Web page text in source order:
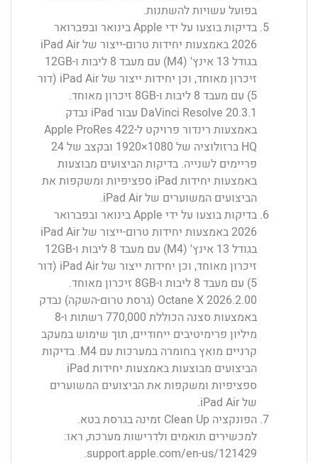
בפועל עשויות להשתנות.
בדיקות בוצעו על ידי Apple בינואר ובפברואר
2026 באמצעות יחידות טרום-ייצור של iPad Air
בגודל 13 אינץ' (M4) עם מעבד 8 ליבות ו-12GB
זיכרון מאוחד, וכן יחידות ייצור של iPad Air (דור
5) עם מעבד 8 ליבות ו-8GB זיכרון מאוחד.
‏DaVinci Resolve 20.3.1 עבור iPad נבדק
באמצעות רינדור פרויקט ל-Apple ProRes 422
HQ ברזולוציה של ‎1920×1080 ובקצב של 24
פריימים לשנייה. בדיקות הביצועים מבוצעות
באמצעות יחידות iPad ספציפיות ומשקפות את
הביצועים המשוערים של iPad Air.
בדיקות בוצעו על ידי Apple בינואר ובפברואר
2026 באמצעות יחידות טרום-ייצור של iPad Air
בגודל 13 אינץ' (M4) עם מעבד 8 ליבות ו-12GB
זיכרון מאוחד, וכן יחידות ייצור של iPad Air (דור
5) עם מעבד 8 ליבות ו-8GB זיכרון מאוחד.
‏Octane X 2026.2.00 (גרסת טרום-השקה) נבדק
באמצעות סצנה הכוללת 770,000 רשתות ו-8
מיליון פרימיטיבים ייחודיים, תוך שימוש במעקב
קרניים מואץ בחומרה במערכות עם M4. בדיקות
הביצועים מבוצעות באמצעות יחידות iPad
ספציפיות ומשקפות את הביצועים המשוערים
של iPad Air.
הפונקציה Clean Up זמינה בגרסת בטא.
למכשירים תואמים ולדרישות מערכת, ראו:
support.apple.com/en-us/121429
.